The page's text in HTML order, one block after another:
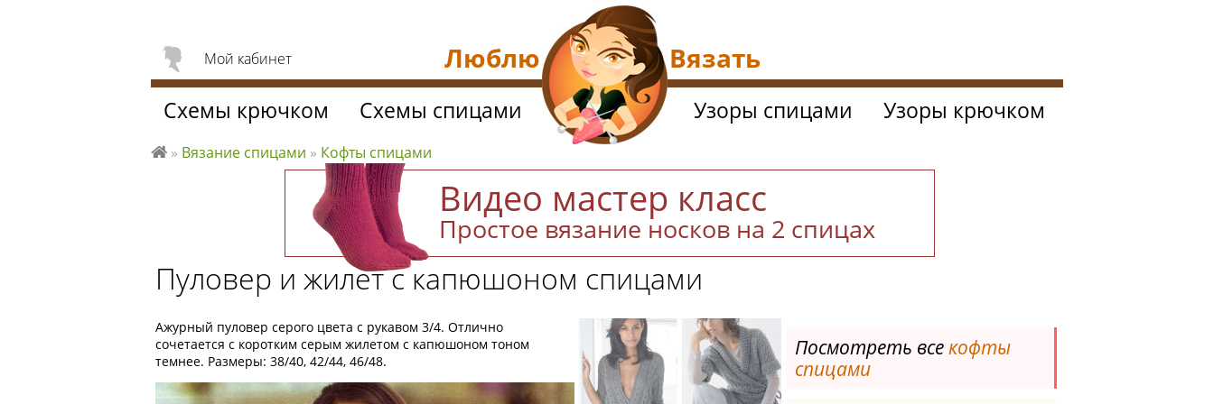
Видео мастер класс
Простое вязание носков на 2 спицах
Пуловер и жилет с капюшоном спицами
Ажурный пуловер серого цвета с рукавом 3/4. Отлично
сочетается с коротким серым жилетом с капюшоном тоном
темнее. Размеры: 38/40, 42/44, 46/48.
Посмотреть всекофты
спицами
Мой кабинет
Схемы крючком Схемы спицами Узоры спицами Узоры крючком
ть
» Вязание спицами » Кофты спицами
Люблю Вязать